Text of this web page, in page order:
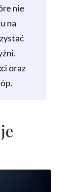
nie
na
oraz